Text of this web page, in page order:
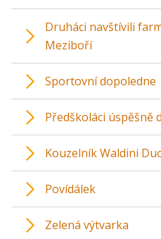
Druháci navštívili
Meziboří
Sportovní dopoledne
Předškoláci úspěšně
Kouzelník Waldini
Povídálek
Zelená výtvarka